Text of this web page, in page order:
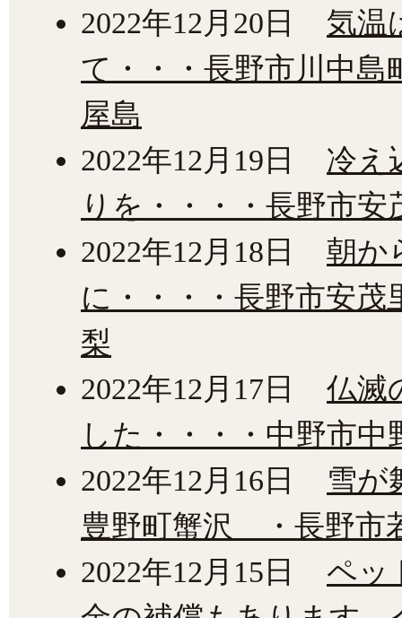
2022年12月20日
気温
て・・・長野市川中島
屋島
2022年12月19日
冷え
りを・・・・長野市
2022年12月18日
朝か
に・・・・長野市安
梨
2022年12月17日
仏滅
した・・・・中野市
2022年12月16日
雪が
豊野町蟹沢 ・長野市
2022年12月15日
ペッ